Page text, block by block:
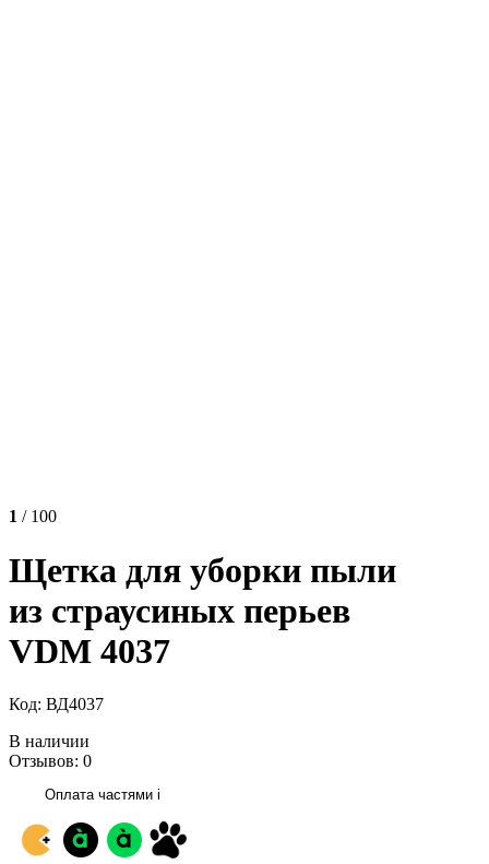
1 / 100
Щетка для уборки пыли
из страусиных перьев
VDM 4037
Код: ВД4037
В наличии
Отзывов: 0
Оплата частями i